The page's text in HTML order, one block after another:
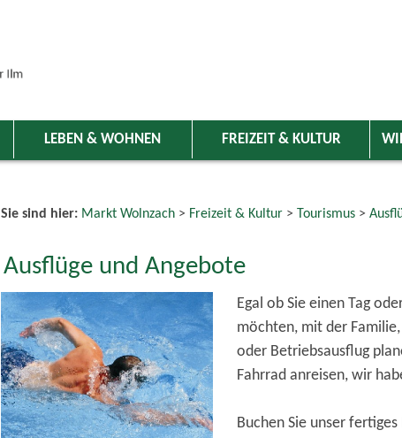
LEBEN & WOHNEN FREIZEIT & KULTUR
Sie sind hier: Markt Wolnzach> Freizeit & Kultur> Tourismus>
Ausflüge und Angebote
Egal ob Sie einen Tag
möchten, mit der
oder Betriebsausflug
Fahrrad anreisen, wir
Buchen Sie unser